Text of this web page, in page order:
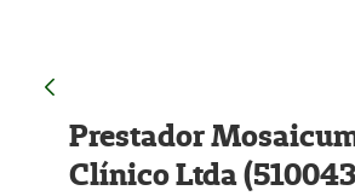
Prestador
Clínico Ltda